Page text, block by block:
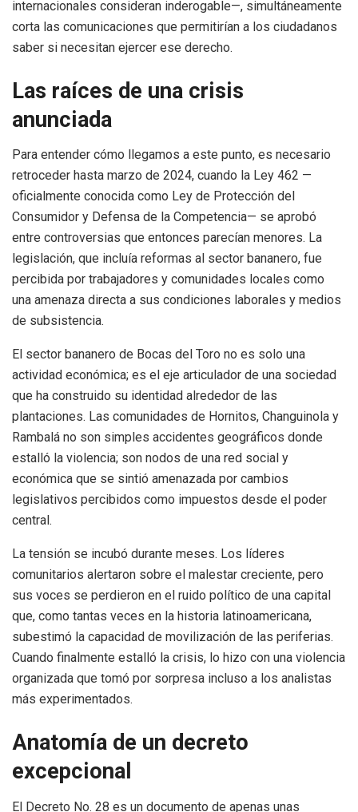
internacionales consideran inderogable—, simultáneamente
corta las comunicaciones que permitirían a los ciudadanos
saber si necesitan ejercer ese derecho.
Las raíces de una crisis
anunciada
Para entender cómo llegamos a este punto, es necesario
retroceder hasta marzo de 2024, cuando la Ley 462 —
oficialmente conocida como Ley de Protección del
Consumidor y Defensa de la Competencia— se aprobó
entre controversias que entonces parecían menores. La
legislación, que incluía reformas al sector bananero, fue
percibida por trabajadores y comunidades locales como
una amenaza directa a sus condiciones laborales y medios
de subsistencia.
El sector bananero de Bocas del Toro no es solo una
actividad económica; es el eje articulador de una sociedad
que ha construido su identidad alrededor de las
plantaciones. Las comunidades de Hornitos, Changuinola y
Rambalá no son simples accidentes geográficos donde
estalló la violencia; son nodos de una red social y
económica que se sintió amenazada por cambios
legislativos percibidos como impuestos desde el poder
central.
La tensión se incubó durante meses. Los líderes
comunitarios alertaron sobre el malestar creciente, pero
sus voces se perdieron en el ruido político de una capital
que, como tantas veces en la historia latinoamericana,
subestimó la capacidad de movilización de las periferias.
Cuando finalmente estalló la crisis, lo hizo con una violencia
organizada que tomó por sorpresa incluso a los analistas
más experimentados.
Anatomía de un decreto
excepcional
El Decreto No. 28 es un documento de apenas unas